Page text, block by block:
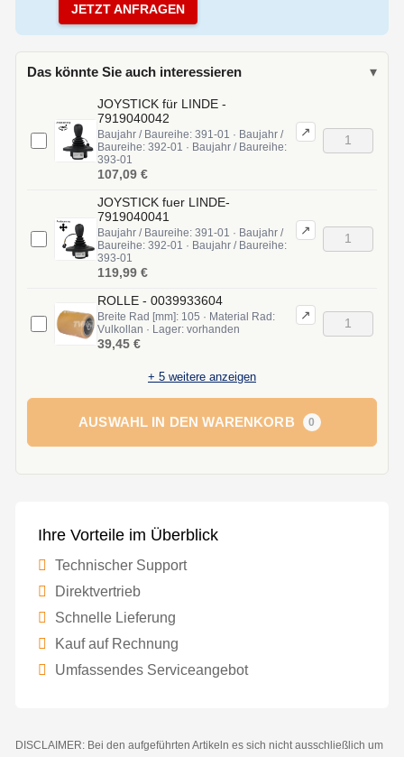
JETZT ANFRAGEN
Das könnte Sie auch interessieren ▾
JOYSTICK für LINDE -
7919040042
Baujahr / Baureihe: 391-01 · Baujahr /
Baureihe: 392-01 · Baujahr / Baureihe:
393-01
↗
107,09 €
JOYSTICK fuer LINDE-
7919040041
Baujahr / Baureihe: 391-01 · Baujahr /
Baureihe: 392-01 · Baujahr / Baureihe:
393-01
↗
119,99 €
ROLLE - 0039933604
Breite Rad [mm]: 105 · Material Rad:
Vulkollan · Lager: vorhanden
↗
39,45 €
+ 5 weitere anzeigen
AUSWAHL IN DEN WARENKORB 0
Ihre Vorteile im Überblick
Technischer Support
Direktvertrieb
Schnelle Lieferung
Kauf auf Rechnung
Umfassendes Serviceangebot
DISCLAIMER: Bei den aufgeführten Artikeln es sich nicht ausschließlich um